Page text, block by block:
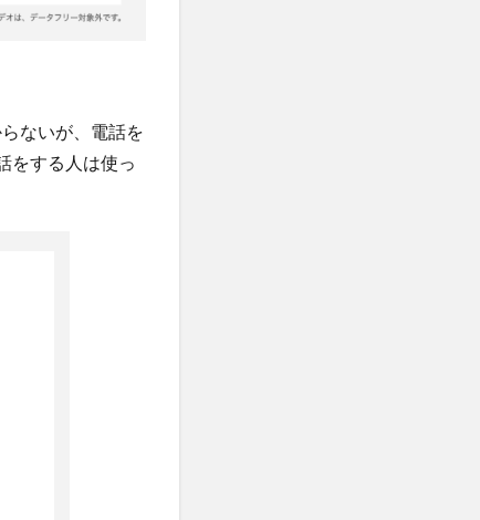
ないが、電話を
をする人は使っ